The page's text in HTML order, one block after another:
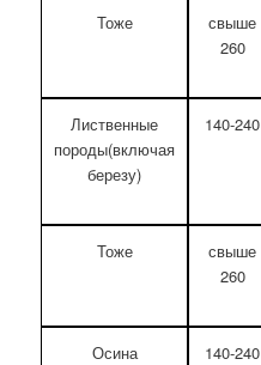
Тоже
свыше
260
Лиственные
породы(включая
березу)
140-240
Тоже
свыше
260
Осина 140-240